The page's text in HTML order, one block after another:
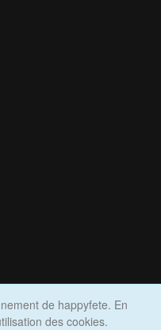
de happyfete. En
des cookies.